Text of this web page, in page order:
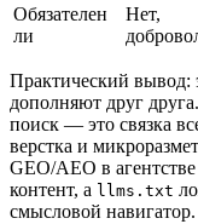
Обязателен
ли
Нет,
Практический вывод:
дополняют друг
поиск — это связка
верстка и
GEO/AEO в
контент, а llms.txt
смысловой навигатор.